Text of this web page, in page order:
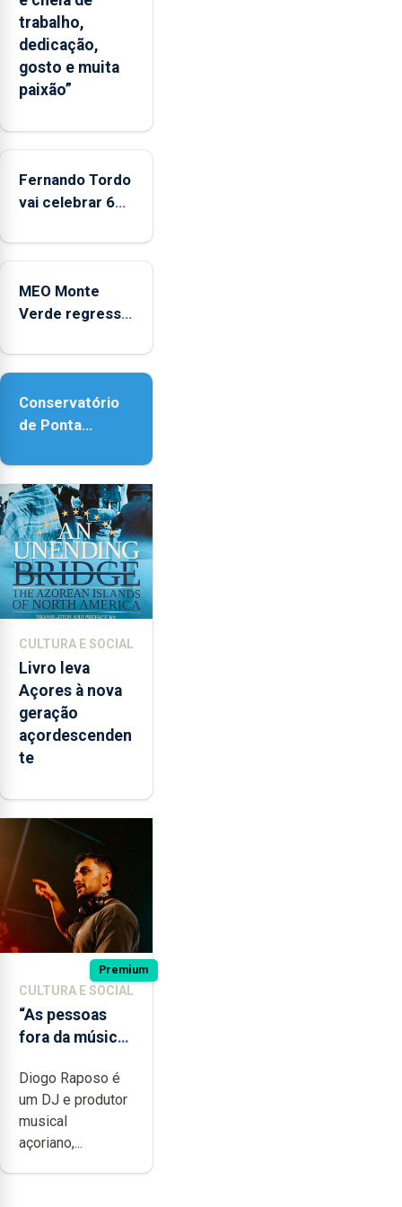
“decréscimo
significativo”
da
CPUE
entre
e
trabalho,
dedicação,
gosto e muita
paixão”
Fernando Tordo
vai celebrar 60
no Coliseu
MEO Monte
Verde regressa
acessibilidade
Conservatório
de Ponta
contar com
novos
instrumentos
CULTURA E SOCIAL
Livro leva
Açores à nova
geração
açordescenden
te
Premium
CULTURA E SOCIAL
“As pessoas
fora da música
noção do quão
difícil é
produzir uma
música”
Diogo Raposo é
um DJ e produtor
musical
açoriano,...